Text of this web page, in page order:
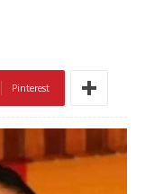
Pinterest